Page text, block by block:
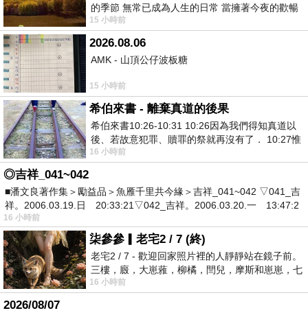
的季節 無常已成為人生的日常 當擁著今夜的歡暢
舒心 轉眼驟成昨日 而明晨 太陽
15 小時前
2026.08.06
AMK - 山頂公仔波板糖
15 小時前
希伯來書 - 離棄真道的後果
希伯來書10:26-10:31 10:26因為我們得知真道以
後、若故意犯罪、贖罪的祭就再沒有了． 10:27惟
有戰懼等候審判和那燒滅眾敵人的烈火
16 小時前
◎吉祥_041~042
■潘文良著作集＞勵益品＞魚雁千里共今緣＞吉祥_041~042 ▽041_吉
祥。2006.03.19.日 20:33:21▽042_吉祥。2006.03.20.一 13:47:2
16 小時前
柒參參▎老宅2 / 7 (終)
老宅2 / 7 - 歡迎回家照片裡的人靜靜站在鏡子前。
三樓，廄，大崽蕥，柳橘，閆兒，摩斯和崽崽，七
個人整整齊齊地站在鏡框之外，如同
16 小時前
2026/08/07